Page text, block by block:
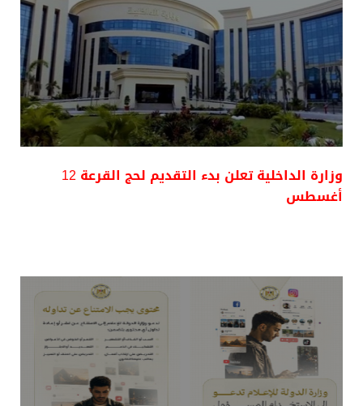
وزارة الداخلية تعلن بدء التقديم لحج القرعة 12
أغسطس